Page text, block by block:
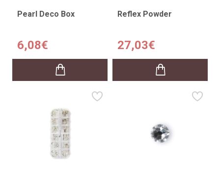
Pearl Deco Box
6,08€
Reflex Powder
27,03€